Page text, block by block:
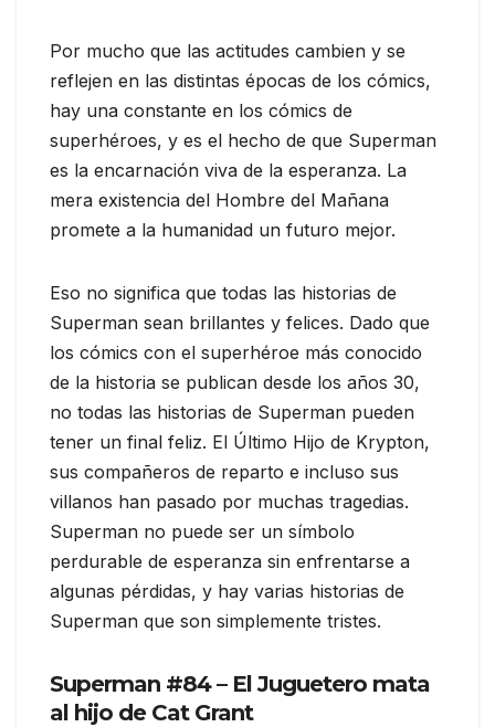
Por mucho que las actitudes cambien y se
reflejen en las distintas épocas de los cómics,
hay una constante en los cómics de
superhéroes, y es el hecho de que Superman
es la encarnación viva de la esperanza. La
mera existencia del Hombre del Mañana
promete a la humanidad un futuro mejor.
Eso no significa que todas las historias de
Superman sean brillantes y felices. Dado que
los cómics con el superhéroe más conocido
de la historia se publican desde los años 30,
no todas las historias de Superman pueden
tener un final feliz. El Último Hijo de Krypton,
sus compañeros de reparto e incluso sus
villanos han pasado por muchas tragedias.
Superman no puede ser un símbolo
perdurable de esperanza sin enfrentarse a
algunas pérdidas, y hay varias historias de
Superman que son simplemente tristes.
Superman #84 – El Juguetero mata
al hijo de Cat Grant